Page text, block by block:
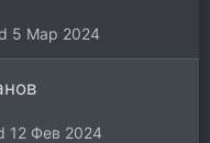
5 Мар 2024
12 Фев 2024